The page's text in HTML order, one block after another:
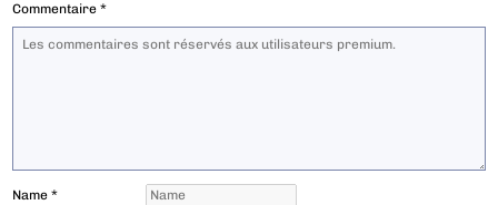
Commentaire*
Name*